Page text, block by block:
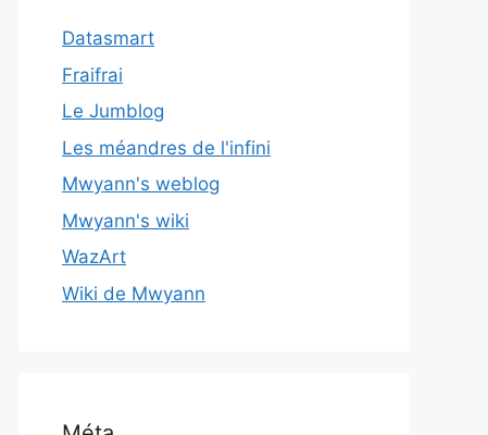
Datasmart
Fraifrai
Le Jumblog
Les méandres de l'infini
Mwyann's weblog
Mwyann's wiki
WazArt
Wiki de Mwyann